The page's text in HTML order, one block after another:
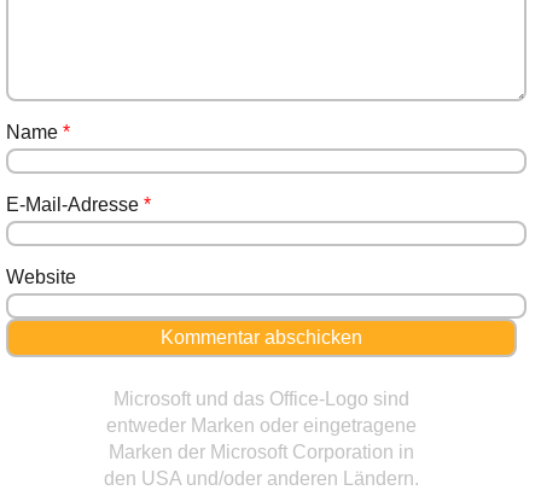
Name *
E-Mail-Adresse *
Website
Microsoft und das Office-Logo sind
entweder Marken oder eingetragene
Marken der Microsoft Corporation in
den USA und/oder anderen Ländern.